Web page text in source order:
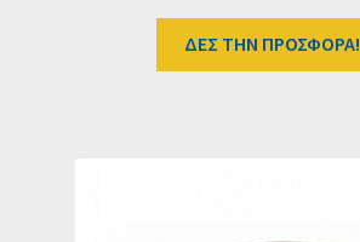
ΔΕΣ ΤΗΝ ΠΡΟΣΦΟΡΑ!